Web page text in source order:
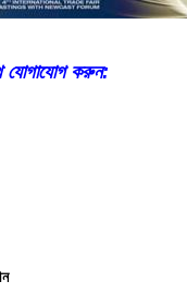
যোগাযোগ করুন: